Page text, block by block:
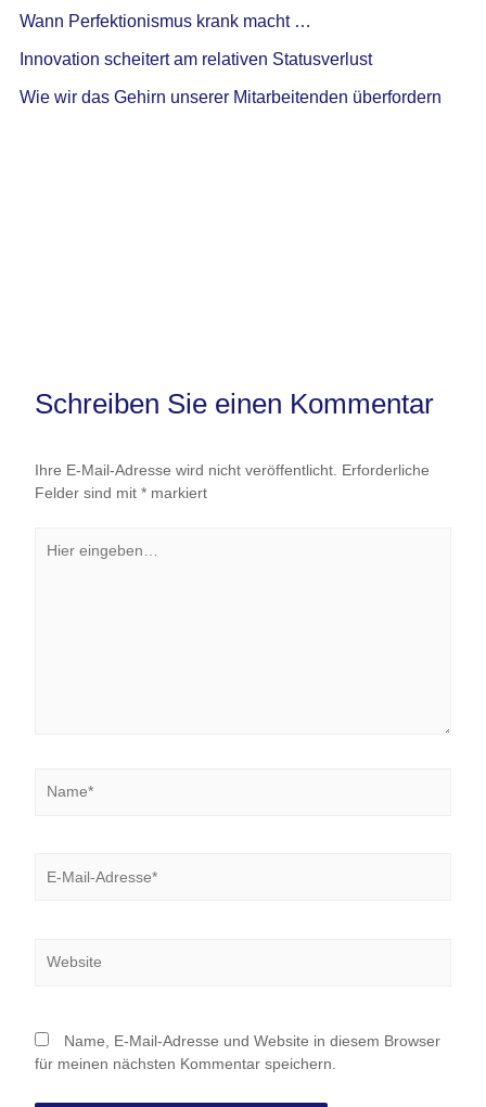
Wann Perfektionismus krank macht …
Innovation scheitert am relativen Statusverlust
Wie wir das Gehirn unserer Mitarbeitenden überfordern
Schreiben Sie einen Kommentar
Ihre E-Mail-Adresse wird nicht veröffentlicht. Erforderliche
Felder sind mit *markiert
eingeben…
Mail-
Name, E-Mail-Adresse und Website in diesem Browser
für meinen nächsten Kommentar speichern.